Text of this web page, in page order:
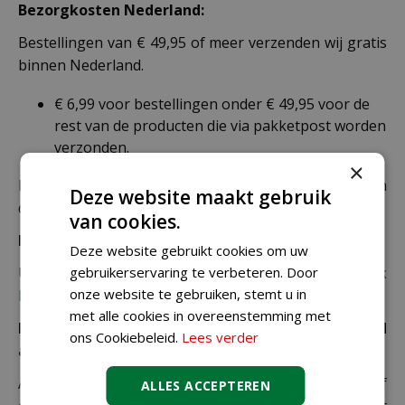
Bezorgkosten Nederland:
Bestellingen van € 49,95 of meer verzenden wij gratis
binnen Nederland.
€ 6,99 voor bestellingen onder € 49,95 voor de
rest van de producten die via pakketpost worden
verzonden.
De juiste verzendkosten worden in de laatste stap van
de winkelwagen berekend.
Bezorgkosten overige landen:
Uiteraard verzenden wij ook buiten Nederland,
bekijk
hier de verzendkosten.
Let op: extra kosten bij niet ophalen of verkeerd
adres
Als je je pakket niet ophaalt bij een PostNL-punt of
×
Deze website maakt gebruik
van cookies.
Deze website gebruikt cookies om uw
gebruikerservaring te verbeteren. Door
onze website te gebruiken, stemt u in
met alle cookies in overeenstemming met
ons Cookiebeleid. Lees verder
ALLES ACCEPTEREN